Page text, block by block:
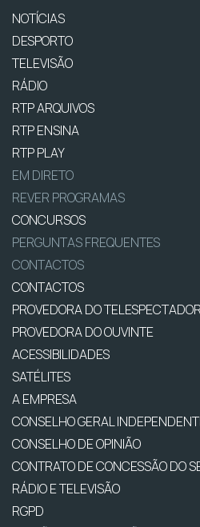
NOTÍCIAS
DESPORTO
TELEVISÃO
RÁDIO
RTP ARQUIVOS
RTP ENSINA
RTP PLAY
EM DIRETO
REVER PROGRAMAS
CONCURSOS
PERGUNTAS FREQUENTES
CONTACTOS
CONTACTOS
PROVEDORA DO TELESPECTADOR
PROVEDORA DO OUVINTE
ACESSIBILIDADES
SATÉLITES
A EMPRESA
CONSELHO GERAL
CONSELHO DE OPINIÃO
CONTRATO DE CONCESSÃO DO
RÁDIO E TELEVISÃO
RGPD